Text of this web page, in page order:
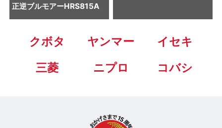
正逆ブルモアーHRS815A
クボタ ヤンマー
イセキ
三菱
ニプロ コバシ